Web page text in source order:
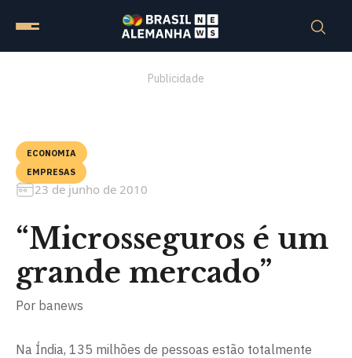
Publicidade
ECONOMIA
EMPRESAS
23 de junho de 2010
“Microsseguros é um
grande mercado”
Por banews
Na Índia, 135 milhões de pessoas estão totalmente